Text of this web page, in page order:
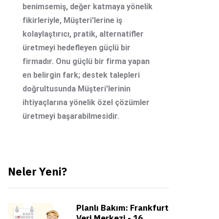
benimsemiş, değer katmaya yönelik
fikirleriyle, Müşteri'lerine iş
kolaylaştırıcı, pratik, alternatifler
üretmeyi hedefleyen güçlü bir
firmadır. Onu güçlü bir firma yapan
en belirgin fark; destek talepleri
doğrultusunda Müşteri'lerinin
ihtiyaçlarına yönelik özel çözümler
üretmeyi başarabilmesidir.
Neler Yeni?
Planlı Bakım: Frankfurt